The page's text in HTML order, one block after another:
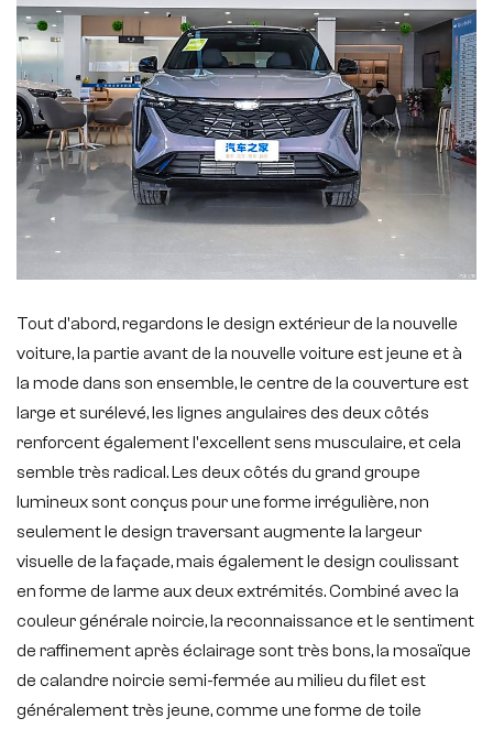
Tout d'abord, regardons le design extérieur de la nouvelle
voiture, la partie avant de la nouvelle voiture est jeune et à
la mode dans son ensemble, le centre de la couverture est
large et surélevé, les lignes angulaires des deux côtés
renforcent également l'excellent sens musculaire, et cela
semble très radical. Les deux côtés du grand groupe
lumineux sont conçus pour une forme irrégulière, non
seulement le design traversant augmente la largeur
visuelle de la façade, mais également le design coulissant
en forme de larme aux deux extrémités. Combiné avec la
couleur générale noircie, la reconnaissance et le sentiment
de raffinement après éclairage sont très bons, la mosaïque
de calandre noircie semi-fermée au milieu du filet est
généralement très jeune, comme une forme de toile